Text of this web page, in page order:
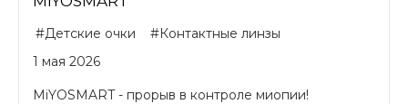
#Детские очки
#Контактные линзы
1 мая 2026
MiYOSMART - прорыв в контроле миопии!